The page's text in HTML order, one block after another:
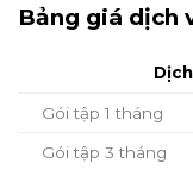
Bảng giá dịch
Gói tập 1 tháng
Gói tập 3 tháng